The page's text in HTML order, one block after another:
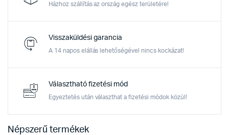
Házhoz szállítás az ország egész területére!
Visszaküldési garancia
A 14 napos elállás lehetőségével nincs kockázat!
Választható fizetési mód
Egyeztetés után választhat a fizetési módok közül!
Népszerű termékek